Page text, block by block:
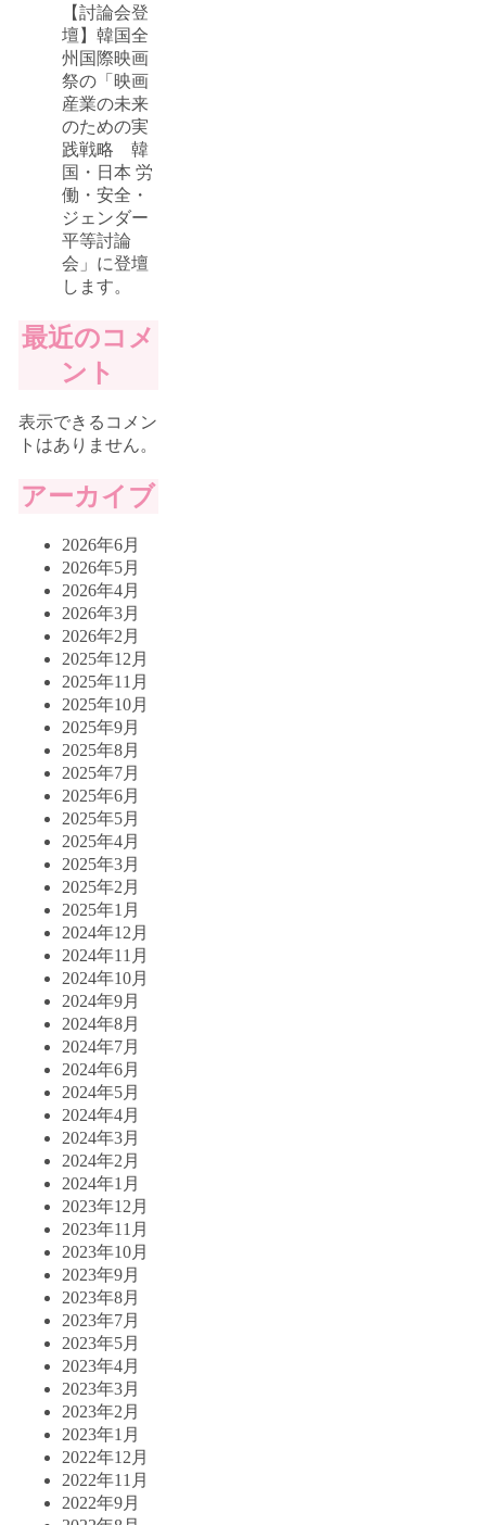
【討論会登
壇】韓国全
州国際映画
祭の「映画
産業の未来
のための実
践戦略 韓
国・日本 労
働・安全・
ジェンダー
平等討論
会」に登壇
します。
最近のコメ
ント
表示できるコメン
トはありません。
アーカイブ
2026年6月
2026年5月
2026年4月
2026年3月
2026年2月
2025年12月
2025年11月
2025年10月
2025年9月
2025年8月
2025年7月
2025年6月
2025年5月
2025年4月
2025年3月
2025年2月
2025年1月
2024年12月
2024年11月
2024年10月
2024年9月
2024年8月
2024年7月
2024年6月
2024年5月
2024年4月
2024年3月
2024年2月
2024年1月
2023年12月
2023年11月
2023年10月
2023年9月
2023年8月
2023年7月
2023年5月
2023年4月
2023年3月
2023年2月
2023年1月
2022年12月
2022年11月
2022年9月